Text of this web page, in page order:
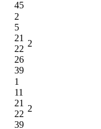
45
2
5
21
22
26
39
2
1
11
21
22
39
2